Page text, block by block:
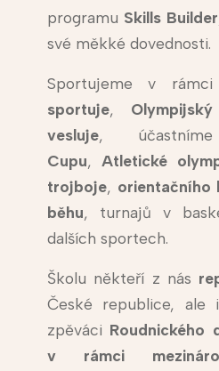
programu Skills Builder
své měkké dovednosti.
Sportujeme v
sportuje,
vesluje,
Cupu, Atletické
trojboje, orientačního
běhu, turnajů v
dalších sportech.
Školu někteří z nás
České republice, ale
zpěváci Roudnického
v rámci